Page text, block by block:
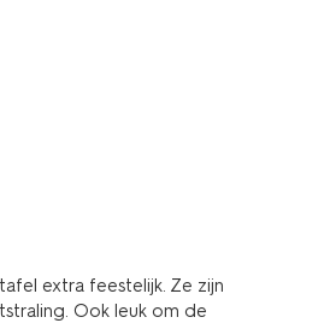
extra feestelijk. Ze zijn
Ook leuk om de